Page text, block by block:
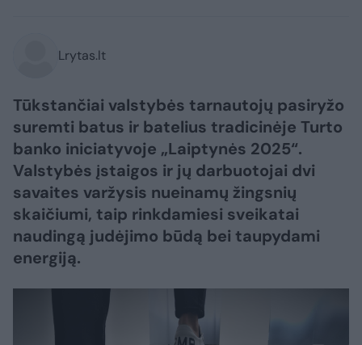
Lrytas.lt
Tūkstančiai valstybės tarnautojų pasiryžo
suremti batus ir batelius tradicinėje Turto
banko iniciatyvoje „Laiptynės 2025“.
Valstybės įstaigos ir jų darbuotojai dvi
savaites varžysis nueinamų žingsnių
skaičiumi, taip rinkdamiesi sveikatai
naudingą judėjimo būdą bei taupydami
energiją.